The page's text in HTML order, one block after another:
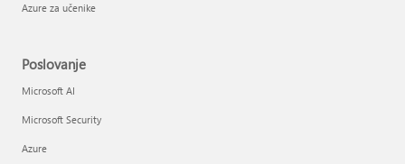
Azure za učenike
Poslovanje
Microsoft AI
Microsoft Security
Azure